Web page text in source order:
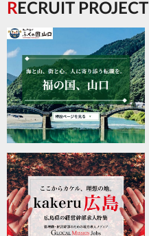
RECRUIT PROJECT